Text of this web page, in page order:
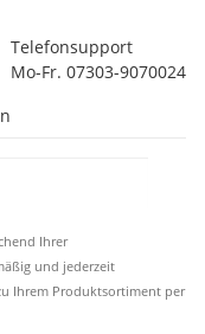
Telefonsupport
Mo-Fr. 07303-9070024
Ihrer
und jederzeit
Ihrem Produktsortiment per